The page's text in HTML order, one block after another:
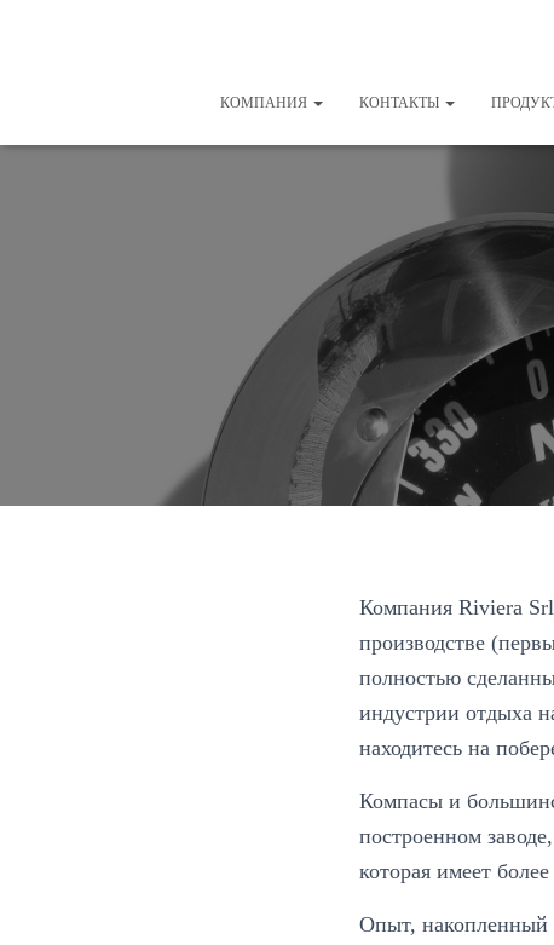
КОМПАНИЯ КОНТАКТЫ
Компания Riviera Srl
производстве
полностью
индустрии отдыха
находитесь на
Компасы и
построенном
которая имеет
Опыт, накопленный